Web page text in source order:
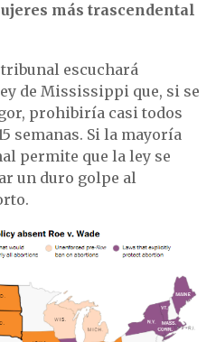
más trascendental
escuchará
de Mississippi que, si se
prohibiría casi todos
semanas. Si la mayoría
permite que la ley se
un duro golpe al